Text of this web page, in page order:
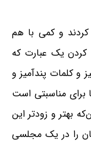
و کمی با هم
کردن یک عبارت که
کلمات پندآمیز و
برای مناسبتی است
بهتر و زودتر این
را در یک مجلسی